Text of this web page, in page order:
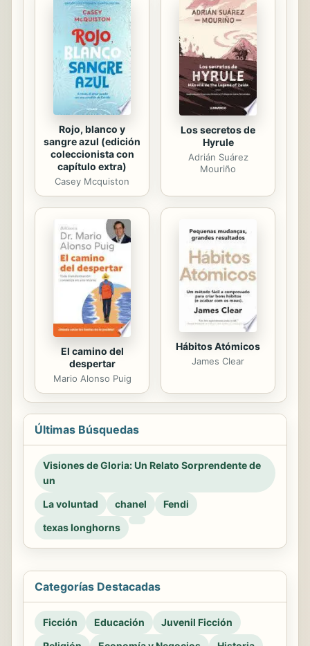
Rojo, blanco y
sangre azul (edición
coleccionista con
capítulo extra)
Casey Mcquiston
Los secretos de
Hyrule
Adrián Suárez
Mouriño
El camino del
despertar
Mario Alonso Puig
Hábitos Atómicos
James Clear
Últimas Búsquedas
Visiones de Gloria: Un Relato Sorprendente de
un
La voluntad
chanel
Fendi
texas longhorns
Categorías Destacadas
Ficción Educación
Juvenil Ficción